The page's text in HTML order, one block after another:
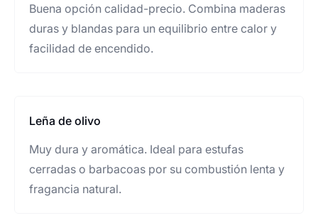
Buena opción calidad-precio. Combina maderas
duras y blandas para un equilibrio entre calor y
facilidad de encendido.
Leña de olivo
Muy dura y aromática. Ideal para estufas
cerradas o barbacoas por su combustión lenta y
fragancia natural.